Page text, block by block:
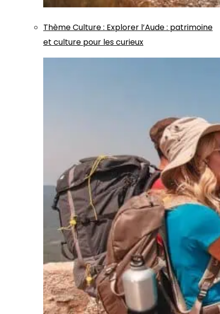
ThèmeCulture: Explorer l’Aude : patrimoine
et culture pour les curieux